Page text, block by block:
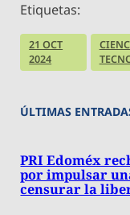
Etiquetas:
21 OCT
2024
ÚLTIMAS
PRI Edoméx
por impulsar
censurar la